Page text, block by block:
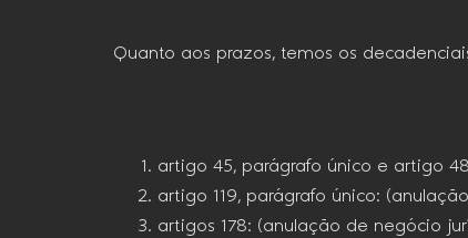
Quanto aos prazos, temos os
artigo 45, parágrafo único e artigo
artigo 119, parágrafo único:
artigos 178: (anulação de negócio